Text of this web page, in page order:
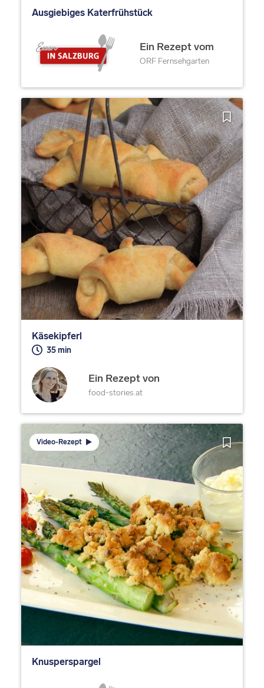
Ausgiebiges Katerfrühstück
Ein Rezept vom
ORF Fernsehgarten
Käsekipferl
35 min
Ein Rezept von
food-stories.at
Video-Rezept
Knusperspargel